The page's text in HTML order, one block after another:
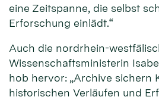
eine Zeitspanne, die selbst
Erforschung einlädt.“
Auch die nordrhein-
Wissenschaftsministerin
hob hervor: „Archive sichern
historischen Verläufen und